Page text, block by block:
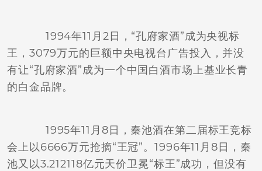
1994年11月2日，“孔府家酒”成为央视标
王，3079万元的巨额中央电视台广告投入，并没
有让“孔府家酒”成为一个中国白酒市场上基业长青
的白金品牌。
1995年11月8日，秦池酒在第二届标王竞标
会上以6666万元抢摘“王冠”。1996年11月8日，秦
池又以3.212118亿元天价卫冕“标王”成功，但没有